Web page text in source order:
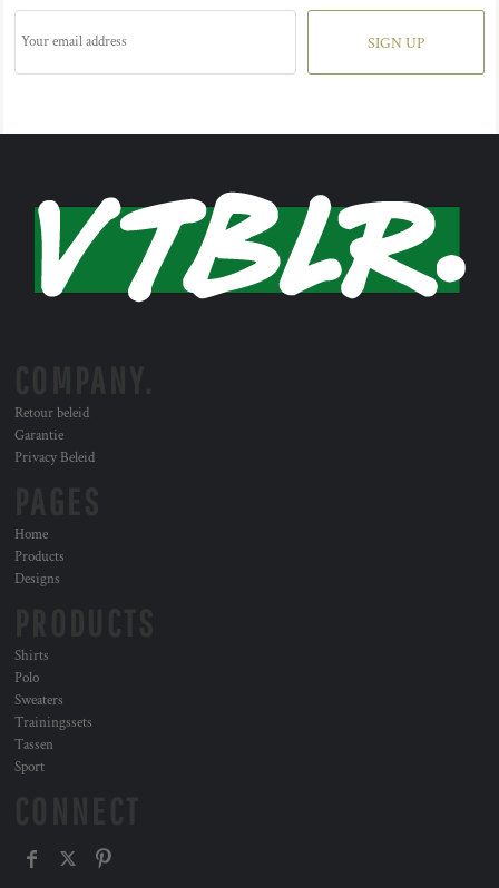
SIGN UP
Retour beleid
Garantie
Privacy Beleid
Home
Products
Designs
Shirts
Polo
Sweaters
Trainingssets
Tassen
Sport